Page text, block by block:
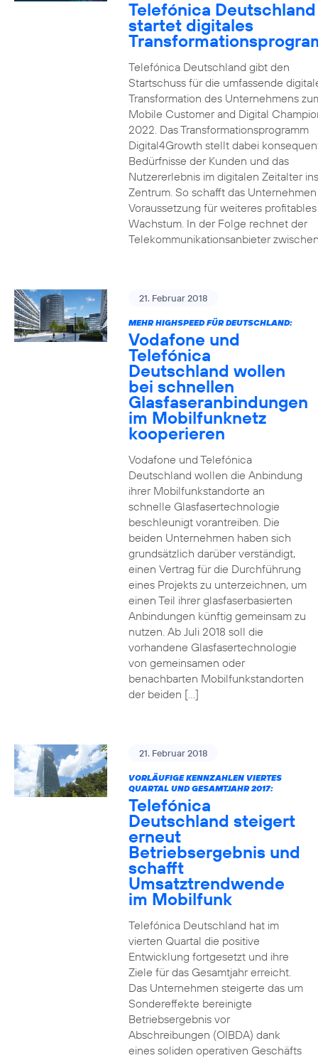
Telefónica Deutschland
startet digitales
Telefónica Deutschland gibt den
Startschuss für die umfassende
Transformation des Unternehmens
Mobile Customer and Digital
2022. Das Transformationsprogramm
Digital4Growth stellt dabei
Bedürfnisse der Kunden und das
Nutzererlebnis im digitalen Zeitalter ins
Zentrum. So schafft das
Voraussetzung für weiteres profitables
Wachstum. In der Folge rechnet der
Telekommunikationsanbieter
21. Februar 2018
MEHR HIGHSPEED FÜR DEUTSCHLAND:
Vodafone und
Telefónica
Deutschland wollen
bei schnellen
Glasfaseranbindungen
im Mobilfunknetz
kooperieren
Vodafone und Telefónica
Deutschland wollen die Anbindung
ihrer Mobilfunkstandorte an
schnelle Glasfasertechnologie
beschleunigt vorantreiben. Die
beiden Unternehmen haben sich
grundsätzlich darüber verständigt,
einen Vertrag für die Durchführung
eines Projekts zu unterzeichnen, um
einen Teil ihrer glasfaserbasierten
Anbindungen künftig gemeinsam zu
nutzen. Ab Juli 2018 soll die
vorhandene Glasfasertechnologie
von gemeinsamen oder
benachbarten Mobilfunkstandorten
der beiden […]
21. Februar 2018
VORLÄUFIGE KENNZAHLEN VIERTES
QUARTAL UND GESAMTJAHR 2017:
Telefónica
Deutschland steigert
erneut
Betriebsergebnis und
schafft
Umsatztrendwende
im Mobilfunk
Telefónica Deutschland hat im
vierten Quartal die positive
Entwicklung fortgesetzt und ihre
Ziele für das Gesamtjahr erreicht.
Das Unternehmen steigerte das um
Sondereffekte bereinigte
Betriebsergebnis vor
Abschreibungen (OIBDA) dank
eines soliden operativen Geschäfts